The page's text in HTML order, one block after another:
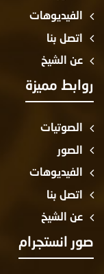
الفيديوهات
اتصل بنا
عن الشيخ
مميزة
الصوتيات
الصور
الفيديوهات
اتصل بنا
عن الشيخ
انستجرام